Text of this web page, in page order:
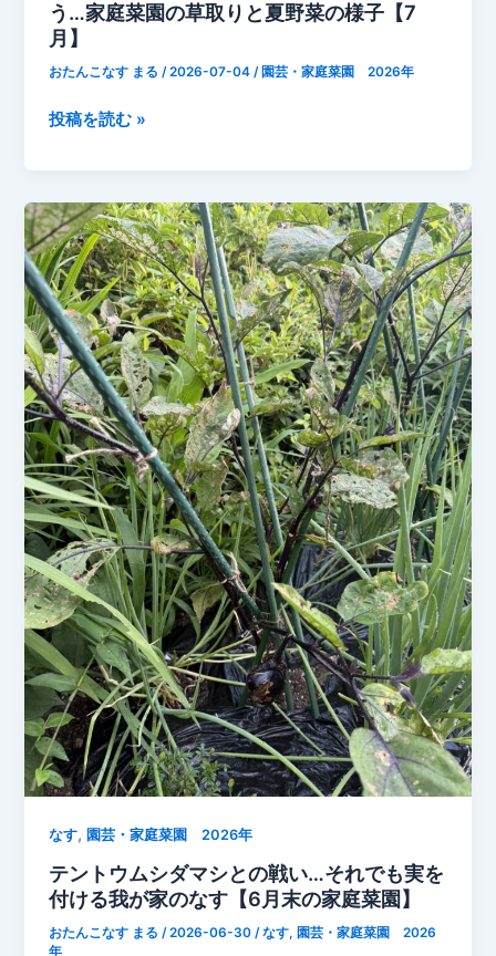
し
か
り
ま
し
た」
う…家庭菜園の草取りと夏野菜の様子【7
月】
おたんこなす まる/2026-07-04/ 園芸・家庭菜園 2026年
2026
月
4
日
気
づ
い
た
ら
庭
が
草
ぼ
う
ぼ
う…
家
庭
菜
園
の
草
取
り
夏
野
菜
の
様
投稿を読む »
なす, 園芸・家庭菜園 2026年
テントウムシダマシとの戦い…それでも実を
付ける我が家のなす【6月末の家庭菜園】
おたんこなす まる/2026-06-30/なす, 園芸・家庭菜園 2026
年